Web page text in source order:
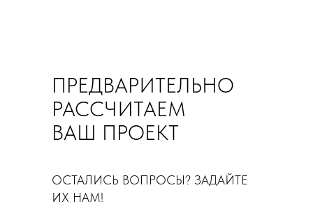
ПРЕДВАРИТЕЛЬНО
РАССЧИТАЕМ
ВАШ ПРОЕКТ
ОСТАЛИСЬ ВОПРОСЫ? ЗАДАЙТЕ
ИХ НАМ!